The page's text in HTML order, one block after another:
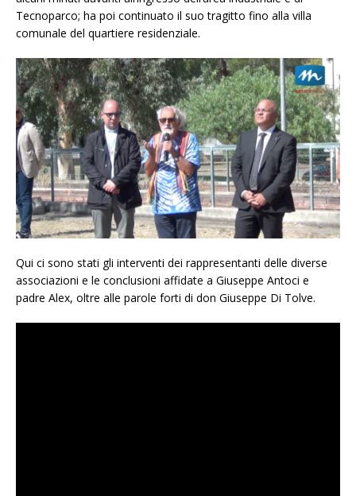
Tecnoparco; ha poi continuato il suo tragitto fino alla villa
comunale del quartiere residenziale.
Qui ci sono stati gli interventi dei rappresentanti delle diverse
associazioni e le conclusioni affidate a Giuseppe Antoci e
padre Alex, oltre alle parole forti di don Giuseppe Di Tolve.